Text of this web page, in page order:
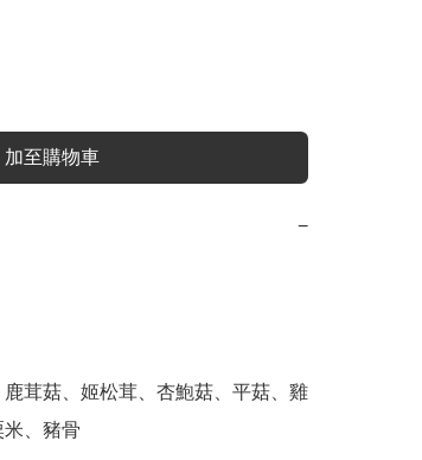
加至購物車
−
茸菇、姬松茸、杏鮑菇、平菇、雞
、豬骨